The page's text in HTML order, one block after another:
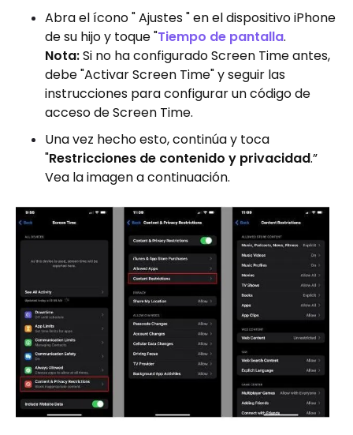
Abra el ícono " Ajustes " en el dispositivo iPhone
de su hijo y toque "Tiempo de pantalla.
Nota:Si no ha configurado Screen Time antes,
debe "Activar Screen Time" y seguir las
instrucciones para configurar un código de
acceso de Screen Time.
Una vez hecho esto, continúa y toca
"Restricciones de contenido y privacidad.”
Vea la imagen a continuación.